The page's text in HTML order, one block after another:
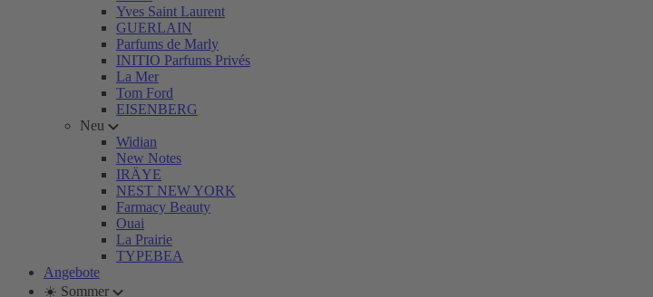
Yves Saint Laurent
GUERLAIN
Parfums de Marly
INITIO Parfums Privés
La Mer
Tom Ford
EISENBERG
Neu
Widian
New Notes
IRÄYE
NEST NEW YORK
Farmacy Beauty
Ouai
La Prairie
TYPEBEA
Angebote
☀️ Sommer